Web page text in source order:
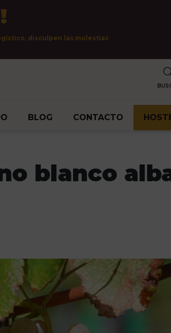
disculpen las molestias
BLOG CONTACTO
blanco